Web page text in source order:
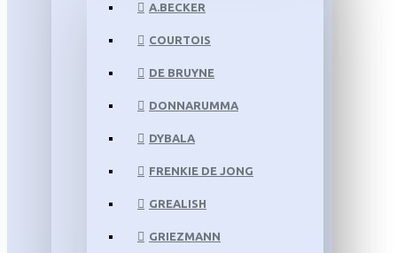
A.BECKER
COURTOIS
DE BRUYNE
DONNARUMMA
DYBALA
FRENKIE DE JONG
GREALISH
GRIEZMANN